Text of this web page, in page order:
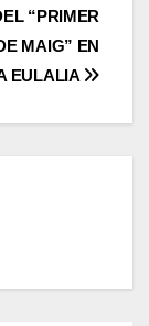
“PRIMER
MAIG” EN
EULALIA